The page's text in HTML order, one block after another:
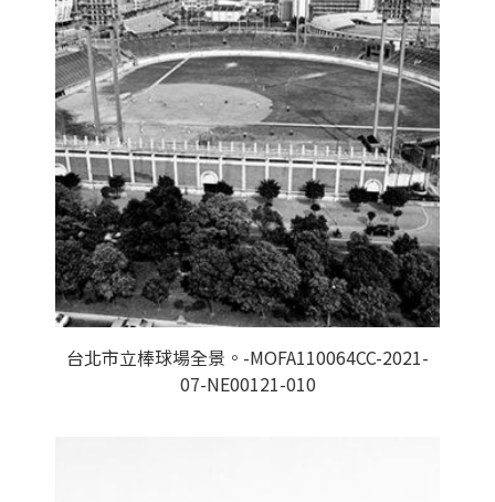
台北市立棒球場全景。-MOFA110064CC-2021-
07-NE00121-010